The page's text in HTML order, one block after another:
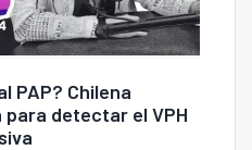
PAP? Chilena
detectar el VPH